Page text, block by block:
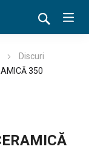
Discuri
350